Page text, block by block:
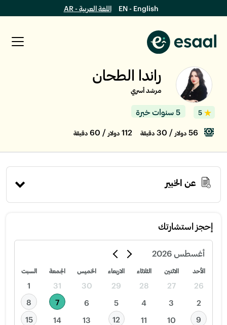
EN - English اللغة العربية - AR
راندا الطحان
مرشد أسري
5 5 سنوات خبرة
56 دولار / 30 دقيقة دولار / 60 دقيقة
عن الخبير
إحجز استشارتك
أغسطس 2026
الأحد الاثنين الثلاثاء الاربعاء الخميس الجمعة السبت
26
27
28
29
30
31
1
2
3
4
5
6
7
8
9
10
11
12
13
14
15